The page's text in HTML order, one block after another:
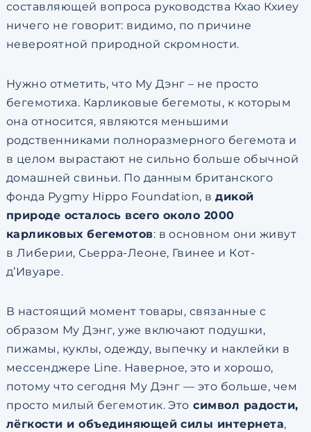
составляющей вопроса руководства Кхао Кхиеу
ничего не говорит: видимо, по причине
невероятной природной скромности.
Нужно отметить, что Му Дэнг – не просто
бегемотиха. Карликовые бегемоты, к которым
она относится, являются меньшими
родственниками полноразмерного бегемота и
в целом вырастают не сильно больше обычной
домашней свиньи. По данным британского
фонда Pygmy Hippo Foundation, вдикой
природе осталось всего около 2000
карликовых бегемотов: в основном они живут
в Либерии, Сьерра-Леоне, Гвинее и Кот-
д’Ивуаре.
В настоящий момент товары, связанные с
образом Му Дэнг, уже включают подушки,
пижамы, куклы, одежду, выпечку и наклейки в
мессенджере Line. Наверное, это и хорошо,
потому что сегодня Му Дэнг — это больше, чем
просто милый бегемотик. Это символ радости,
лёгкости и объединяющей силы интернета,